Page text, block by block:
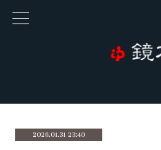
2026.01.31 23:40